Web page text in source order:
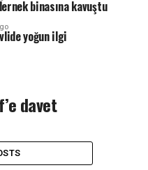
binasına kavuştu
yoğun ilgi
davet